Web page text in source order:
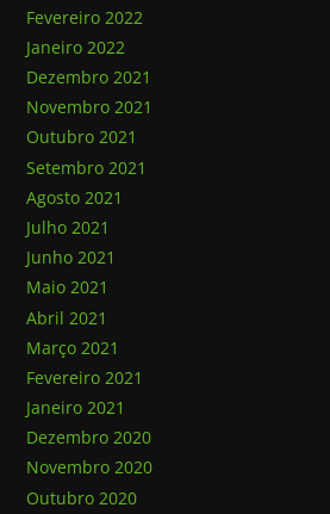
Fevereiro 2022
Janeiro 2022
Dezembro 2021
Novembro 2021
Outubro 2021
Setembro 2021
Agosto 2021
Julho 2021
Junho 2021
Maio 2021
Abril 2021
Março 2021
Fevereiro 2021
Janeiro 2021
Dezembro 2020
Novembro 2020
Outubro 2020